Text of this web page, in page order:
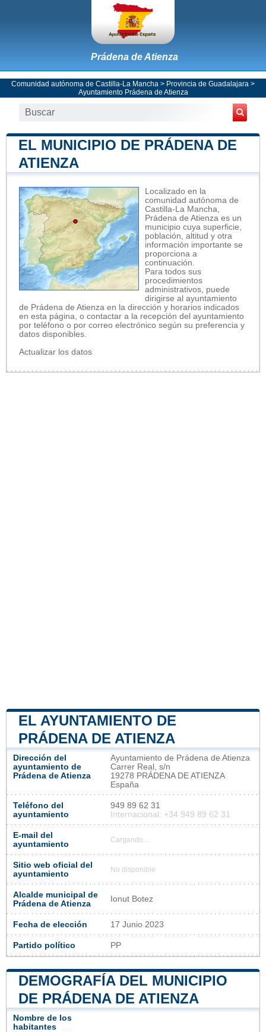
Prádena de Atienza
Comunidad autónoma de Castilla-La Mancha > Provincia de Guadalajara >
Ayuntamiento Prádena de Atienza
EL MUNICIPIO DE PRÁDENA DE
ATIENZA
Localizado en la
comunidad autónoma de
Castilla-La Mancha,
Prádena de Atienza es un
municipio cuya superficie,
población, altitud y otra
información importante se
proporciona a
continuación.
Para todos sus
procedimientos
administrativos, puede
dirigirse al ayuntamiento
de Prádena de Atienza en la dirección y horarios indicados
en esta página, o contactar a la recepción del ayuntamiento
por teléfono o por correo electrónico según su preferencia y
datos disponibles.
Actualizar los datos
EL AYUNTAMIENTO DE
PRÁDENA DE ATIENZA
Dirección del
ayuntamiento de
Prádena de Atienza
Ayuntamiento de Prádena de Atienza
Carrer Real, s/n
19278 PRÁDENA DE ATIENZA
España
Teléfono del
ayuntamiento
949 89 62 31
Internacional: +34 949 89 62 31
E-mail del
ayuntamiento
Cargando...
Sitio web oficial del
ayuntamiento
No disponible
Alcalde municipal de
Prádena de Atienza
Ionut Botez
Fecha de elección 17 Junio 2023
Partido político PP
DEMOGRAFÍA DEL MUNICIPIO
DE PRÁDENA DE ATIENZA
Nombre de los
habitantes